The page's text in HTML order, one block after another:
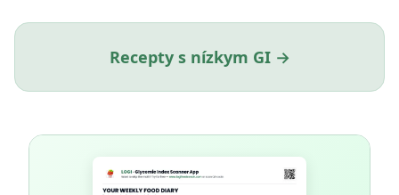
Recepty s nízkym GI →